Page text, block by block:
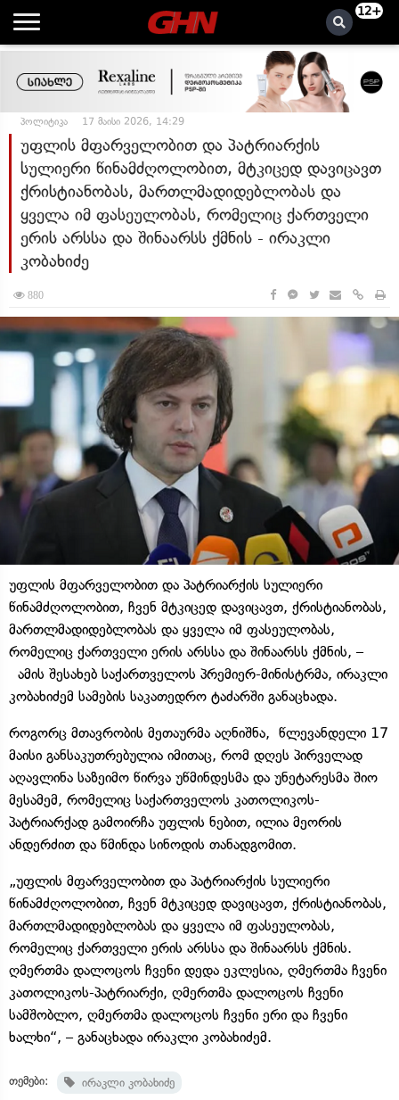
12+
პოლიტიკა 17 მაისი 2026, 14:29
უფლის მფარველობით და პატრიარქის
სულიერი წინამძღოლობით, მტკიცედ დავიცავთ
ქრისტიანობას, მართლმადიდებლობას და
ყველა იმ ფასეულობას, რომელიც ქართველი
ერის არსსა და შინაარსს ქმნის - ირაკლი
კობახიძე
880
უფლის მფარველობით და პატრიარქის სულიერი
წინამძღოლობით, ჩვენ მტკიცედ დავიცავთ, ქრისტიანობას,
მართლმადიდებლობას და ყველა იმ ფასეულობას,
რომელიც ქართველი ერის არსსა და შინაარსს ქმნის, –
ამის შესახებ საქართველოს პრემიერ-მინისტრმა, ირაკლი
კობახიძემ სამების საკათედრო ტაძარში განაცხადა.
როგორც მთავრობის მეთაურმა აღნიშნა, წლევანდელი 17
მაისი განსაკუთრებულია იმითაც, რომ დღეს პირველად
აღავლინა საზეიმო წირვა უწმინდესმა და უნეტარესმა შიო
მესამემ, რომელიც საქართველოს კათოლიკოს-
პატრიარქად გამოირჩა უფლის ნებით, ილია მეორის
ანდერძით და წმინდა სინოდის თანადგომით.
„უფლის მფარველობით და პატრიარქის სულიერი
წინამძღოლობით, ჩვენ მტკიცედ დავიცავთ, ქრისტიანობას,
მართლმადიდებლობას და ყველა იმ ფასეულობას,
რომელიც ქართველი ერის არსსა და შინაარსს ქმნის.
ღმერთმა დალოცოს ჩვენი დედა ეკლესია, ღმერთმა ჩვენი
კათოლიკოს-პატრიარქი, ღმერთმა დალოცოს ჩვენი
სამშობლო, ღმერთმა დალოცოს ჩვენი ერი და ჩვენი
ხალხი“, – განაცხადა ირაკლი კობახიძემ.
თემები: ირაკლი კობახიძე